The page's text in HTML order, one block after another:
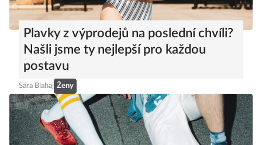
Plavky z výprodejů na poslední chvíli?
Našli jsme ty nejlepší pro každou
postavu
Sára Blahaj Ženy